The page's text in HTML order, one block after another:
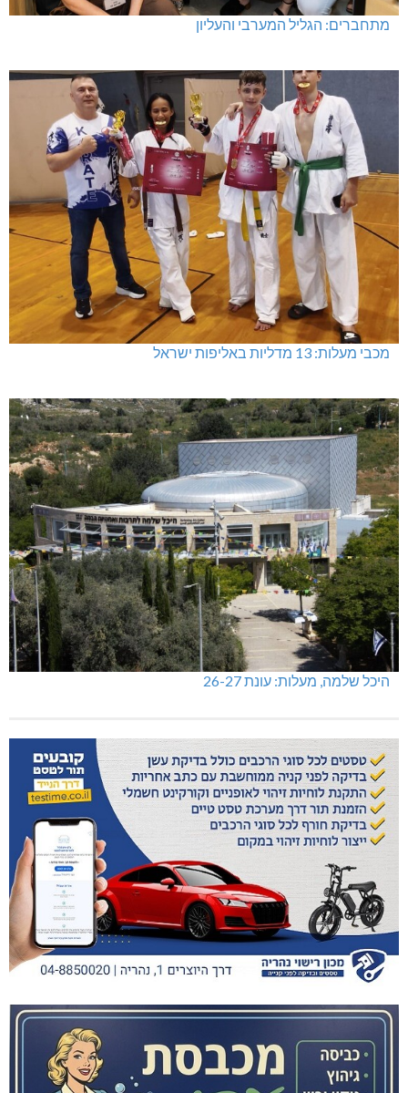
מתחברים: הגליל המערבי והעליון
מכבי מעלות: 13 מדליות באליפות ישראל
היכל שלמה, מעלות: עונת 26-27